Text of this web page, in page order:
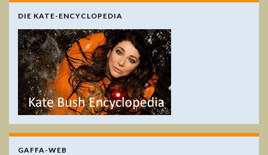
DIE KATE-ENCYCLOPEDIA
GAFFA-WEB